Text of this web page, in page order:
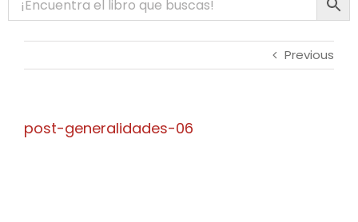
Previous
post-generalidades-06